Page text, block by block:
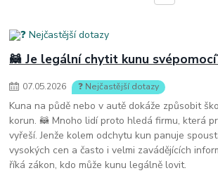
🦝 Je legální chytit kunu
07.05.2026 ❓ Nejčastější dotazy
Kuna na půdě nebo v autě dokáže způsobit
korun. 🦝 Mnoho lidí proto hledá firmu, která
vyřeší. Jenže kolem odchytu kun panuje
vysokých cen a často i velmi zavádějících
říká zákon, kdo může kunu legálně lovit.